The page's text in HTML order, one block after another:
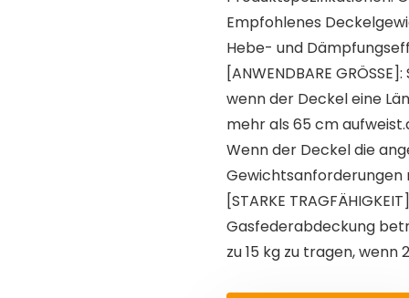
Empfohlenes
Hebe- und
[ANWENDBARE
wenn der Deckel eine
mehr als 65 cm
Wenn der Deckel die
Gewichtsanforderungen
[STARKE
Gasfederabdeckung
zu 15 kg zu tragen,